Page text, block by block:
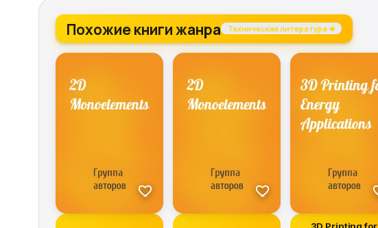
Похожие книги жанра Техническая литература →